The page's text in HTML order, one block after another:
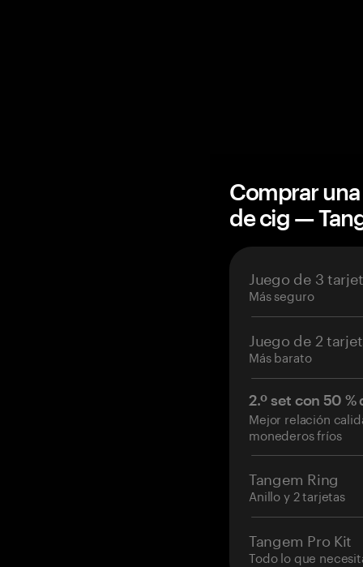
Comprar
de cig —
Juego de 3
Más seguro
Juego de 2
Más barato
2.º set con 50
Mejor relación
monederos fríos
Tangem Ring
Anillo y 2 tarjetas
Tangem Pro Kit
Todo lo que